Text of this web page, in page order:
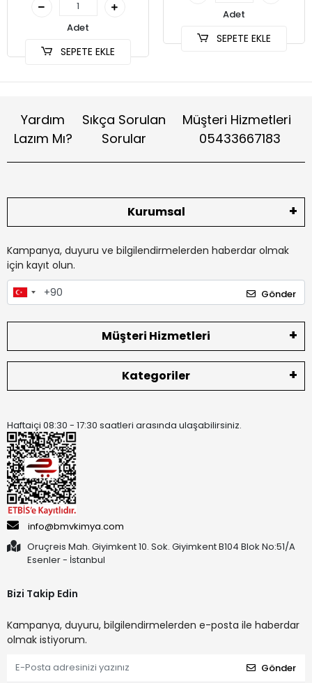
Adet
SEPETE EKLE
Adet
SEPETE EKLE
Yardım
Lazım Mı?
Sıkça Sorulan
Sorular
Müşteri Hizmetleri
05433667183
Kurumsal
Kampanya, duyuru ve bilgilendirmelerden haberdar olmak
için kayıt olun.
Gönder
Müşteri Hizmetleri
Kategoriler
Haftaiçi 08:30 - 17:30 saatleri arasında ulaşabilirsiniz.
info@bmvkimya.com
Oruçreis Mah. Giyimkent 10. Sok. Giyimkent B104 Blok No:51/A
Esenler - İstanbul
Bizi Takip Edin
Kampanya, duyuru, bilgilendirmelerden e-posta ile haberdar
olmak istiyorum.
Gönder